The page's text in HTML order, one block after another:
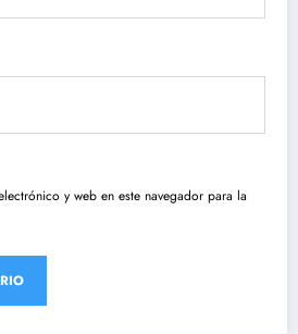
y web en este navegador para la